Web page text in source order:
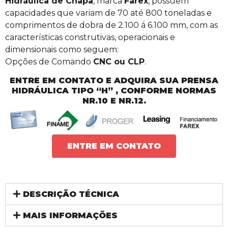
capacidades que variam de 70 até 800 toneladas e
comprimentos de dobra de 2.100 á 6.100 mm, com as
características construtivas, operacionais e
dimensionais como seguem:
Opções de Comando CNC ou CLP.
ENTRE EM CONTATO E ADQUIRA SUA PRENSA
HIDRÁULICA TIPO “H” , CONFORME NORMAS
NR.10 E NR.12.
ENTRE EM CONTATO
DESCRIÇÃO TÉCNICA
MAIS INFORMAÇÕES